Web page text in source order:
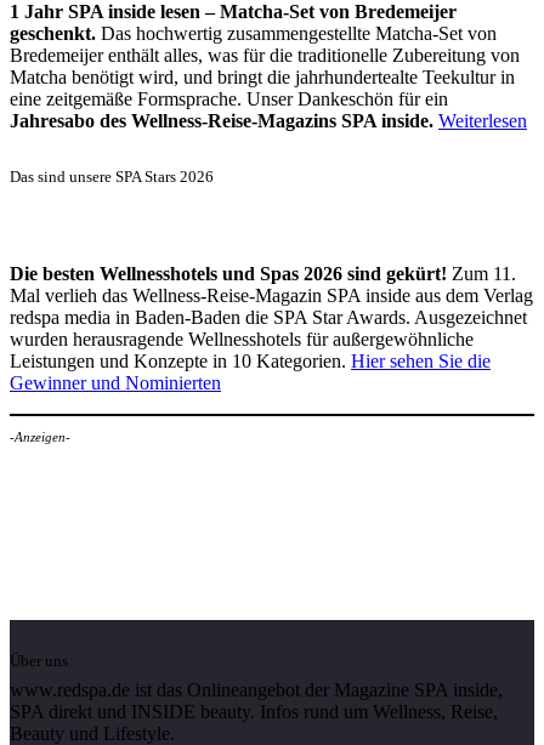
1 Jahr SPA inside lesen – Matcha-Set von Bredemeijer
geschenkt. Das hochwertig zusammengestellte Matcha-Set von
Bredemeijer enthält alles, was für die traditionelle Zubereitung von
Matcha benötigt wird, und bringt die jahrhundertealte Teekultur in
eine zeitgemäße Formsprache. Unser Dankeschön für ein
Jahresabo des Wellness-Reise-Magazins SPA inside. Weiterlesen
Das sind unsere SPA Stars 2026
Die besten Wellnesshotels und Spas 2026 sind gekürt! Zum 11.
Mal verlieh das Wellness-Reise-Magazin SPA inside aus dem Verlag
redspa media in Baden-Baden die SPA Star Awards. Ausgezeichnet
wurden herausragende Wellnesshotels für außergewöhnliche
Leistungen und Konzepte in 10 Kategorien. Hier sehen Sie die
Gewinner und Nominierten
-Anzeigen-
Über uns
www.redspa.de ist das Onlineangebot der Magazine SPA inside,
SPA direkt und INSIDE beauty. Infos rund um Wellness, Reise,
Beauty und Lifestyle.